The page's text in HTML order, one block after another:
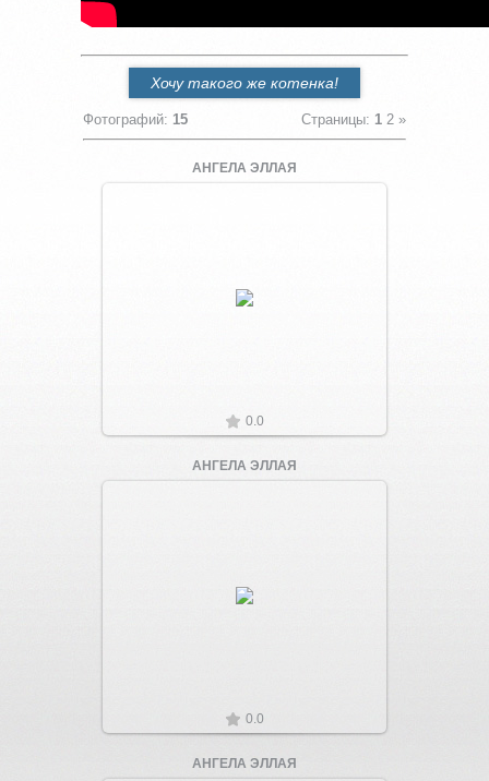
Хочу такого же котенка!
Фотографий: 15 Страницы: 1 2 »
АНГЕЛА ЭЛЛАЯ
Увеличить
0.0
АНГЕЛА ЭЛЛАЯ
Увеличить
0.0
АНГЕЛА ЭЛЛАЯ